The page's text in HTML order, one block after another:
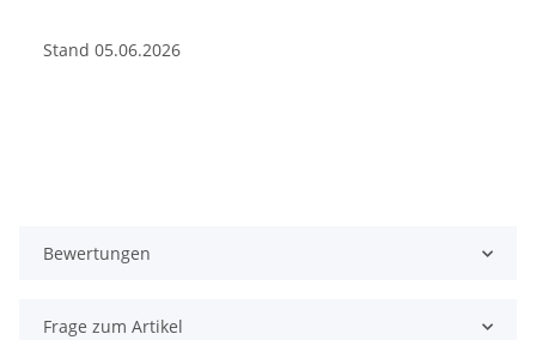
Stand 05.06.2026
Bewertungen
Frage zum Artikel